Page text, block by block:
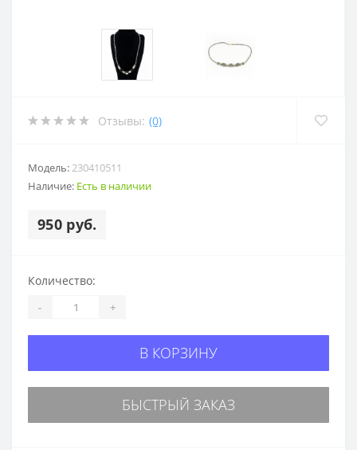
Отзывы: (0)
Модель:230410511
Наличие: Есть в наличии
950 руб.
Количество:
- +
В КОРЗИНУ
БЫСТРЫЙ ЗАКАЗ